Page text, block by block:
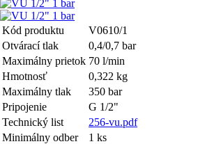
Kód produktu
V0610/1
Otvárací tlak
0,4/0,7 bar
Maximálny prietok 70 l/min
Hmotnosť
0,322 kg
Maximálny tlak
350 bar
Pripojenie
G 1/2"
Technický list
256-vu.pdf
Minimálny odber
1 ks